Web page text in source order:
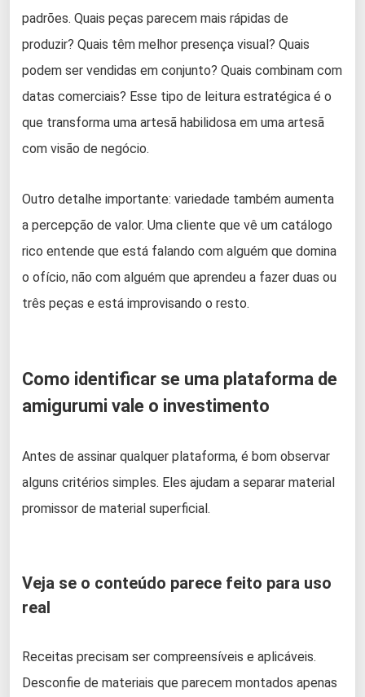
padrões. Quais peças parecem mais rápidas de
produzir? Quais têm melhor presença visual? Quais
podem ser vendidas em conjunto? Quais combinam com
datas comerciais? Esse tipo de leitura estratégica é o
que transforma uma artesã habilidosa em uma artesã
com visão de negócio.
Outro detalhe importante: variedade também aumenta
a percepção de valor. Uma cliente que vê um catálogo
rico entende que está falando com alguém que domina
o ofício, não com alguém que aprendeu a fazer duas ou
três peças e está improvisando o resto.
Como identificar se uma plataforma de
amigurumi vale o investimento
Antes de assinar qualquer plataforma, é bom observar
alguns critérios simples. Eles ajudam a separar material
promissor de material superficial.
Veja se o conteúdo parece feito para uso
real
Receitas precisam ser compreensíveis e aplicáveis.
Desconfie de materiais que parecem montados apenas